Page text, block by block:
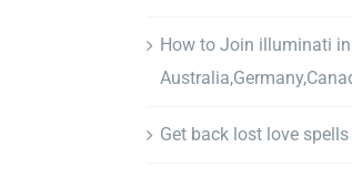
How to Join illuminati in
Get back lost love spells